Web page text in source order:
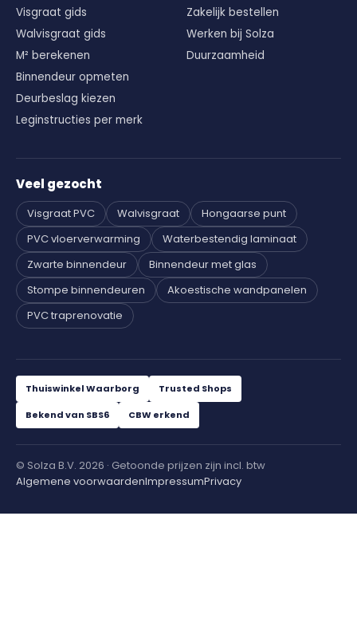
Visgraat gids
Walvisgraat gids
M² berekenen
Binnendeur opmeten
Deurbeslag kiezen
Leginstructies per merk
Zakelijk bestellen
Werken bij Solza
Duurzaamheid
Veel gezocht
Visgraat PVC Walvisgraat
Hongaarse punt
PVC vloerverwarming
Waterbestendig laminaat
Zwarte binnendeur
Binnendeur met glas
Stompe binnendeuren
Akoestische wandpanelen
PVC traprenovatie
Thuiswinkel Waarborg Trusted Shops
Bekend van SBS6 CBW erkend
© Solza B.V. 2026 · Getoonde prijzen zijn incl. btw
Algemene voorwaardenImpressumPrivacy